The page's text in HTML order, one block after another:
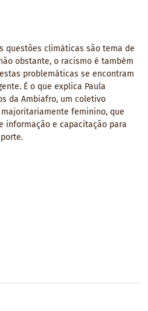
questões climáticas são tema de
obstante, o racismo é também
problemáticas se encontram
É o que explica Paula
da Ambiafro, um coletivo
feminino, que
informação e capacitação para